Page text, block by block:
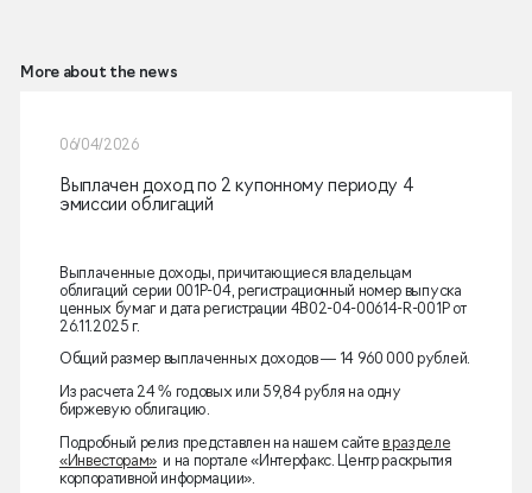
More about the news
06/04/2026
Выплачен доход по 2 купонному периоду 4
эмиссии облигаций
Выплаченные доходы, причитающиеся владельцам
облигаций серии 001P-04, регистрационный номер выпуска
ценных бумаг и дата регистрации 4B02-04-00614-R-001P от
26.11.2025 г.
Общий размер выплаченных доходов — 14 960 000 рублей.
Из расчета 24 % годовых или 59,84 рубля на одну
биржевую облигацию.
Подробный релиз представлен на нашем сайте в разделе
«Инвесторам» и на портале «Интерфакс. Центр раскрытия
корпоративной информации».